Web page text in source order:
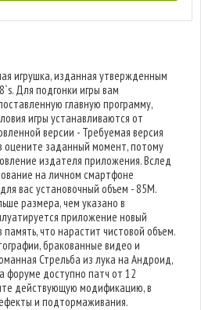
игрушка, изданная утвержденным
Для подгонки игры вам
главную программу,
игры устанавливаются от
версии - Требуемая версия
оцените заданный момент, потому
издателя приложения. Вслед
на личном смартфоне
вас установочный объем - 85M.
размера, чем указано в
приложение новый
что нарастит чистовой объем.
бракованные видео и
Стрельба из лука на Андроид,
форуме доступно патч от 12
действующую модификацию, в
и подтормаживания.